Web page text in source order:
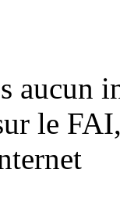
aucun
le